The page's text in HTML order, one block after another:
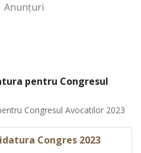
Anunţuri
pentru Congresul
Congresul Avocatilor 2023
Congres 2023